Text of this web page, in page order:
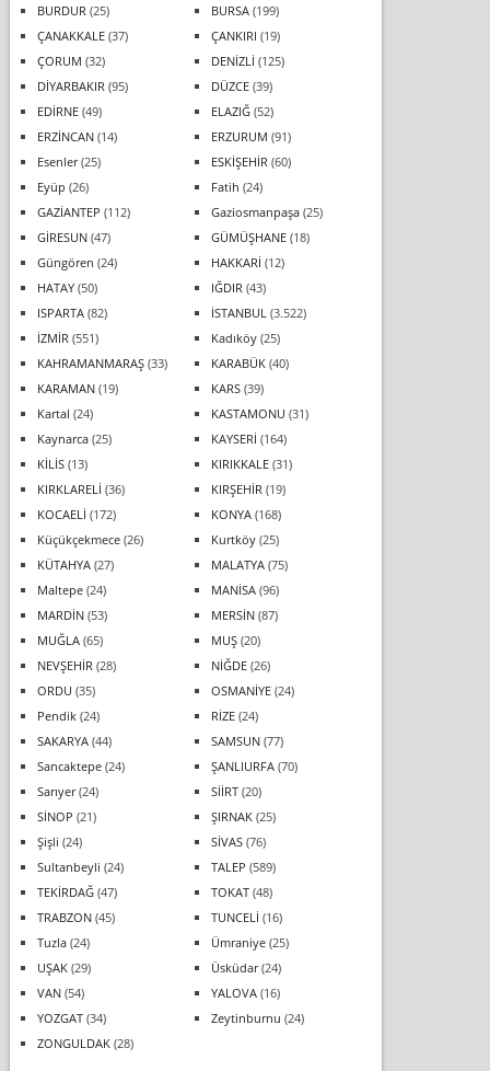
BURDUR (25) BURSA(199)
ÇANAKKALE(37) ÇANKIRI (19)
ÇORUM (32) DENİZLİ (125)
DİYARBAKIR (95) DÜZCE(39)
EDİRNE(49) ELAZIĞ(52)
ERZİNCAN(14) ERZURUM (91)
Esenler(25) ESKİŞEHİR (60)
Eyüp (26) Fatih (24)
GAZİANTEP (112) Gaziosmanpaşa(25)
GİRESUN(47) GÜMÜŞHANE(18)
Güngören (24) HAKKARİ (12)
HATAY(50) IĞDIR (43)
ISPARTA(82) İSTANBUL (3.522)
İZMİR (551) Kadıköy(25)
KAHRAMANMARAŞ(33) KARABÜK(40)
KARAMAN(19) KARS(39)
Kartal (24) KASTAMONU (31)
Kaynarca(25) KAYSERİ (164)
KİLİS(13) KIRIKKALE(31)
KIRKLARELİ (36) KIRŞEHİR (19)
KOCAELİ (172) KONYA(168)
Küçükçekmece(26) Kurtköy(25)
KÜTAHYA(27) MALATYA(75)
Maltepe(24) MANİSA(96)
MARDİN(53) MERSİN(87)
MUĞLA(65) MUŞ(20)
NEVŞEHİR (28) NİĞDE(26)
ORDU (35) OSMANİYE(24)
Pendik(24) RİZE(24)
SAKARYA(44) SAMSUN(77)
Sancaktepe(24) ŞANLIURFA(70)
Sarıyer(24) SİİRT(20)
SİNOP (21) ŞIRNAK(25)
Şişli (24) SİVAS(76)
Sultanbeyli (24) TALEP (589)
TEKİRDAĞ(47) TOKAT(48)
TRABZON(45) TUNCELİ (16)
Tuzla(24) Ümraniye(25)
UŞAK(29) Üsküdar(24)
VAN(54) YALOVA(16)
YOZGAT(34) Zeytinburnu (24)
ZONGULDAK(28)